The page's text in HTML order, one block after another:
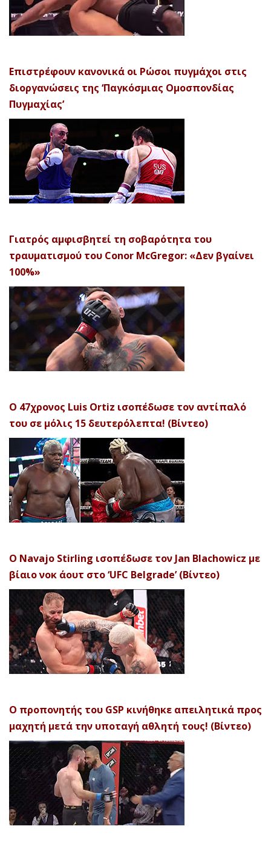
Επιστρέφουν κανονικά οι Ρώσοι πυγμάχοι στις
διοργανώσεις της ‘Παγκόσμιας Ομοσπονδίας
Πυγμαχίας’
Γιατρός αμφισβητεί τη σοβαρότητα του
τραυματισμού του Conor McGregor: «Δεν βγαίνει
100%»
Ο 47χρονος Luis Ortiz ισοπέδωσε τον αντίπαλό
του σε μόλις 15 δευτερόλεπτα! (Βίντεο)
Ο Navajo Stirling ισοπέδωσε τον Jan Blachowicz με
βίαιο νοκ άουτ στο ‘UFC Belgrade’ (Βίντεο)
Ο προπονητής του GSP κινήθηκε απειλητικά προς
μαχητή μετά την υποταγή αθλητή τους! (Βίντεο)